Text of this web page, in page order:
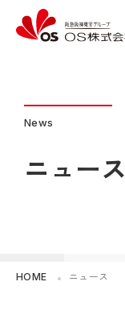
News
ニュース
HOME ニュース